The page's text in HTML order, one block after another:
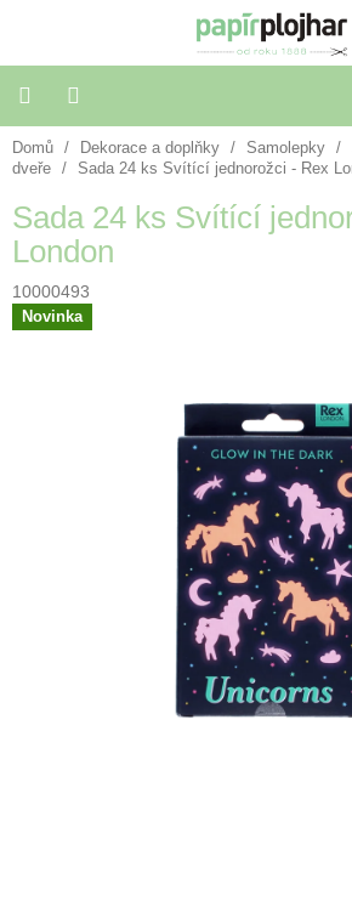
Balení
dárků
Dekorace
a
doplňky
Škola
Domů / Dekorace a doplňky / Samolepky /
dveře
/ Sada 24 ks Svítící jednorožci - Rex
Sada 24 ks Svítící
London
10000493
Novinka